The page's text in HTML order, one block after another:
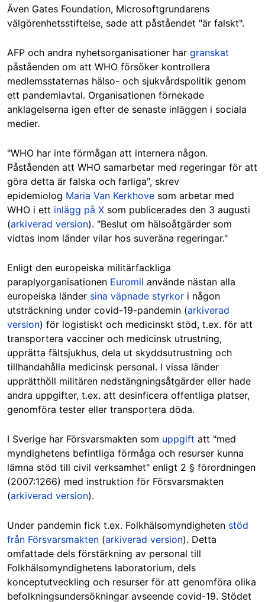
Även Gates Foundation, Microsoftgrundarens
välgörenhetsstiftelse, sade att påståendet "är falskt".
AFP och andra nyhetsorganisationer har granskat
påståenden om att WHO försöker kontrollera
medlemsstaternas hälso- och sjukvårdspolitik genom
ett pandemiavtal. Organisationen förnekade
anklagelserna igen efter de senaste inläggen i sociala
medier.
"WHO har inte förmågan att internera någon.
Påståenden att WHO samarbetar med regeringar för att
göra detta är falska och farliga", skrev
epidemiolog Maria Van Kerkhove som arbetar med
WHO i ett inlägg på X som publicerades den 3 augusti
(arkiverad version). "Beslut om hälsoåtgärder som
vidtas inom länder vilar hos suveräna regeringar."
Enligt den europeiska militärfackliga
paraplyorganisationen Euromil använde nästan alla
europeiska länder sina väpnade styrkor i någon
utsträckning under covid-19-pandemin (arkiverad
version) för logistiskt och medicinskt stöd, t.ex. för att
transportera vacciner och medicinsk utrustning,
upprätta fältsjukhus, dela ut skyddsutrustning och
tillhandahålla medicinsk personal. I vissa länder
upprätthöll militären nedstängningsåtgärder eller hade
andra uppgifter, t.ex. att desinficera offentliga platser,
genomföra tester eller transportera döda.
I Sverige har Försvarsmakten som uppgift att "med
myndighetens befintliga förmåga och resurser kunna
lämna stöd till civil verksamhet" enligt 2 § förordningen
(2007:1266) med instruktion för Försvarsmakten
(arkiverad version).
Under pandemin fick t.ex. Folkhälsomyndigheten stöd
från Försvarsmakten (arkiverad version). Detta
omfattade dels förstärkning av personal till
Folkhälsomyndighetens laboratorium, dels
konceptutveckling och resurser för att genomföra olika
befolkningsundersökningar avseende covid-19. Stödet